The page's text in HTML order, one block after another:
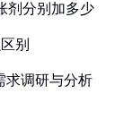
剂分别加多少
别
求调研与分析